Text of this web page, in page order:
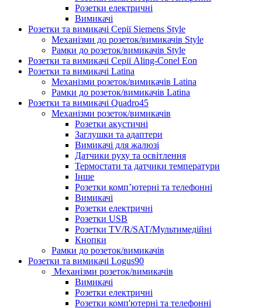
Розетки електричні
Вимикачі
Розетки та вимикачі Серії Siemens Style
Механізми до розеток/вимикачів Style
Рамки до розеток/вимикачів Style
Розетки та вимикачі Серії Aling-Conel Eon
Розетки та вимикачі Latina
Механізми розеток/вимикачів Latina
Рамки до розеток/вимикачів Latina
Розетки та вимикачі Quadro45
Механізми розеток/вимикачів
Розетки акустичні
Заглушки та адаптери
Вимикачі для жалюзі
Датчики руху та освітлення
Термостати та датчики температури
Інше
Розетки комп’ютерні та телефонні
Вимикачі
Розетки електричні
Розетки USB
Розетки TV/R/SAT/Мультимедійні
Кнопки
Рамки до розеток/вимикачів
Розетки та вимикачі Logus90
Механізми розеток/вимикачів
Вимикачі
Розетки електричні
Розетки комп'ютерні та телефонні